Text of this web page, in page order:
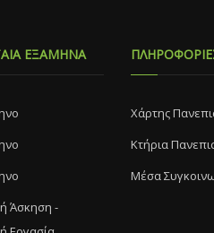
ΕΞΑΜΗΝΑ
Άσκηση -
Χάρτης
Κτήρια
Μέσα